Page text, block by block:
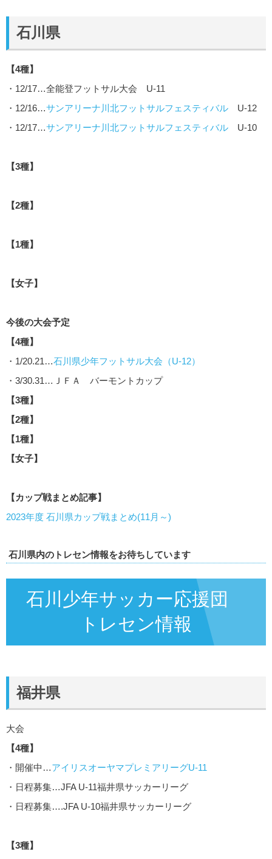
石川県
【4種】
・12/17…全能登フットサル大会 U-11
・12/16…サンアリーナ川北フットサルフェスティバル U-12
・12/17…サンアリーナ川北フットサルフェスティバル U-10
【3種】
【2種】
【1種】
【女子】
今後の大会予定
【4種】
・1/20.21…石川県少年フットサル大会（U-12）
・3/30.31…ＪＦＡ バーモントカップ
【3種】
【2種】
【1種】
【女子】
【カップ戦まとめ記事】
2023年度 石川県カップ戦まとめ(11月～)
石川県内のトレセン情報をお待ちしています
石川少年サッカー応援団
トレセン情報
福井県
大会
【4種】
・開催中…アイリスオーヤマプレミアリーグU-11
・日程募集…JFA U-11福井県サッカーリーグ
・日程募集….JFA U-10福井県サッカーリーグ
【3種】